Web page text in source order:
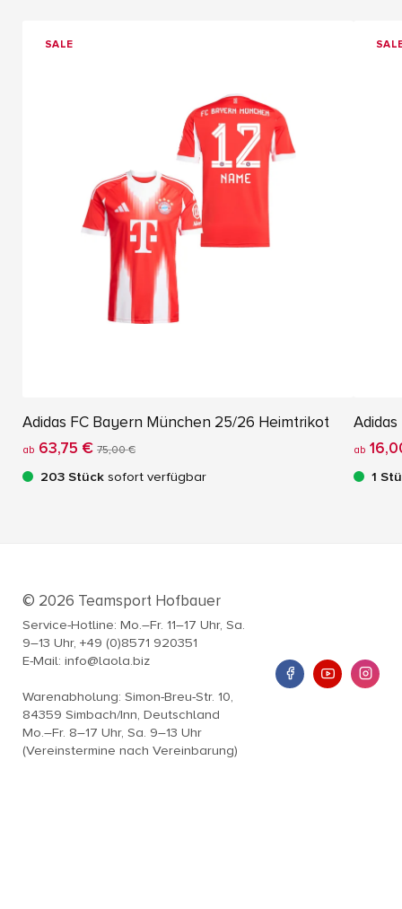
SALE
Adidas FC Bayern München 25/26 Heimtrikot
ab 63,75 € 75,00 €
203 Stück sofort verfügbar
ab
1
© 2026 Teamsport Hofbauer
Service-Hotline: Mo.–Fr. 11–17 Uhr, Sa.
9–13 Uhr, +49 (0)8571 920351
E-Mail: info@laola.biz
Warenabholung: Simon-Breu-Str. 10,
84359 Simbach/Inn, Deutschland
Mo.–Fr. 8–17 Uhr, Sa. 9–13 Uhr
(Vereinstermine nach Vereinbarung)